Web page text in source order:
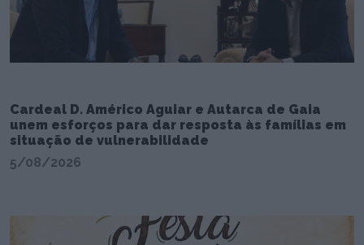
Cardeal D. Américo Aguiar e Autarca de Gaia
unem esforços para dar resposta às famílias em
situação de vulnerabilidade
5/08/2026